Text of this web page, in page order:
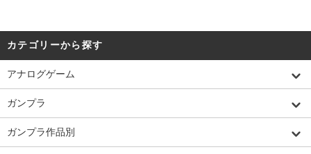
カテゴリーから探す
アナログゲーム
ガンプラ
ガンプラ作品別